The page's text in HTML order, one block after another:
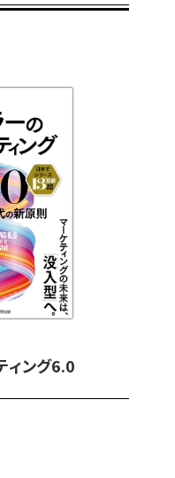
学名誉教授。
座教授。「近代
トリート・ジ
ィング6.0